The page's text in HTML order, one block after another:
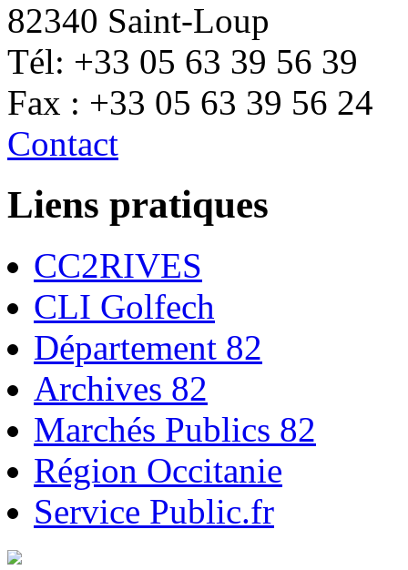
82340 Saint-Loup
Tél: +33 05 63 39 56 39
Fax : +33 05 63 39 56 24
Contact
Liens pratiques
CC2RIVES
CLI Golfech
Département 82
Archives 82
Marchés Publics 82
Région Occitanie
Service Public.fr